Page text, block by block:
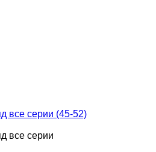
все серии (45-52)
все серии